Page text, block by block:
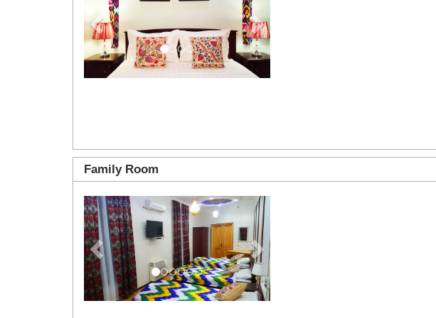
Family Room
Previous Next